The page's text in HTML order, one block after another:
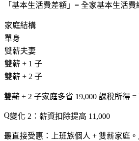
「基本生活費差額」= 全家基本生活
家庭結構
單身
雙薪夫妻
雙薪 + 1 子
雙薪 + 2 子
雙薪 + 2 子家庭多省 19,000 課稅所得 =
變化 2：薪資扣除提高 11,000
最直接受惠：上班族個人 + 雙薪家庭。